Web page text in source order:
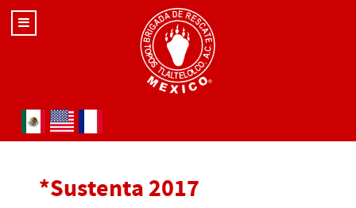
Seleccione su idioma
*Sustenta 2017